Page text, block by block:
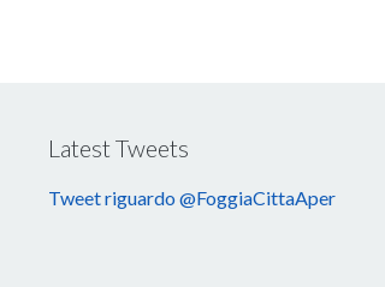
Latest Tweets
Tweet riguardo @FoggiaCittaAper